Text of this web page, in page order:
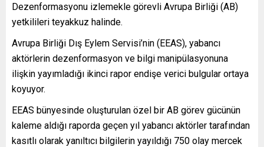
Dezenformasyonu izlemekle görevli Avrupa Birliği (AB)
yetkilileri teyakkuz halinde.
Avrupa Birliği Dış Eylem Servisi’nin (EEAS), yabancı
aktörlerin dezenformasyon ve bilgi manipülasyonuna
ilişkin yayımladığı ikinci rapor endişe verici bulgular ortaya
koyuyor.
EEAS bünyesinde oluşturulan özel bir AB görev gücünün
kaleme aldığı raporda geçen yıl yabancı aktörler tarafından
kasıtlı olarak yanıltıcı bilgilerin yayıldığı 750 olay mercek